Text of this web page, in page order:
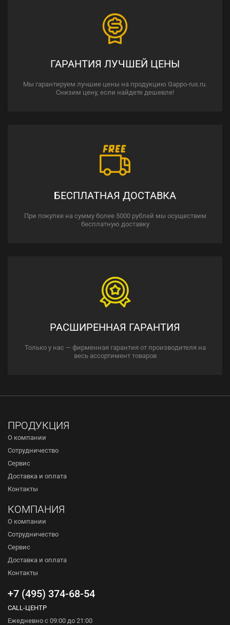
ГАРАНТИЯ ЛУЧШЕЙ ЦЕНЫ
Мы гарантируем лучшие цены на продукцию Gappo-rus.ru.
Снизим цену, если найдете дешевле!
БЕСПЛАТНАЯ ДОСТАВКА
При покупке на сумму более 5000 рублей мы осуществим
бесплатную доставку
РАСШИРЕННАЯ ГАРАНТИЯ
Только у нас — фирменная гарантия от производителя на
весь ассортимент товаров
ПРОДУКЦИЯ
О компании
Сотрудничество
Сервис
Доставка и оплата
Контакты
КОМПАНИЯ
О компании
Сотрудничество
Сервис
Доставка и оплата
Контакты
+7 (495) 374-68-54
CALL-ЦЕНТР
Ежедневно с 09:00 до 21:00